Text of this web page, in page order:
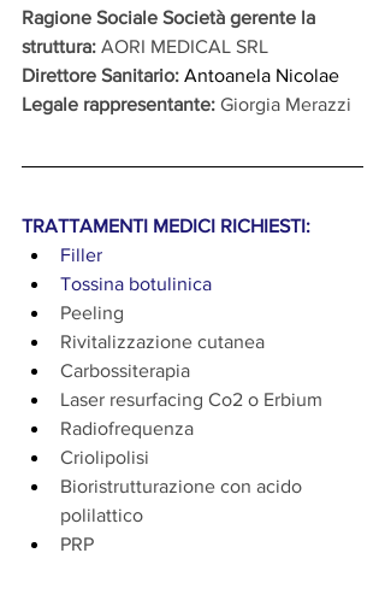
Ragione Sociale Società gerente la
struttura: AORI MEDICAL SRL
Direttore Sanitario: Antoanela Nicolae
Legale rappresentante: Giorgia Merazzi
TRATTAMENTI MEDICI RICHIESTI:
Filler
Tossina botulinica
Peeling
Rivitalizzazione cutanea
Carbossiterapia
Laser resurfacing Co2 o Erbium
Radiofrequenza
Criolipolisi
Bioristrutturazione con acido
polilattico
PRP